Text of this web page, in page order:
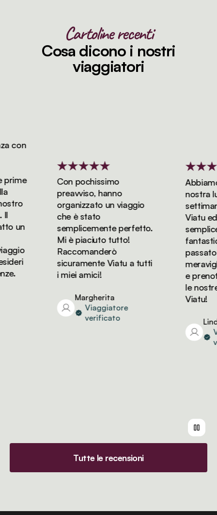
Cartoline recenti
Cosa dicono i nostri
viaggiatori
con
un
Con pochissimo
preavviso, hanno
organizzato un viaggio
che è stato
semplicemente perfetto.
Mi è piaciuto tutto!
Raccomanderò
sicuramente Viatu a tutti
i miei amici!
Margherita
Viaggiatore
verificato
Abbiamo
nostra
Viatu ed
passato
e
le nostre
Viatu!
Linda
Tutte le recensioni